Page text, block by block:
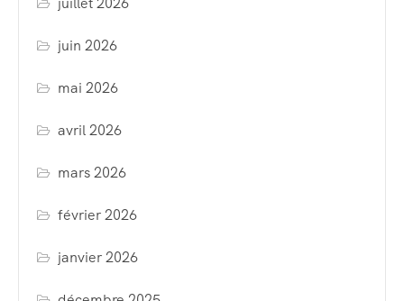
juin 2026
mai 2026
avril 2026
mars 2026
février 2026
janvier 2026